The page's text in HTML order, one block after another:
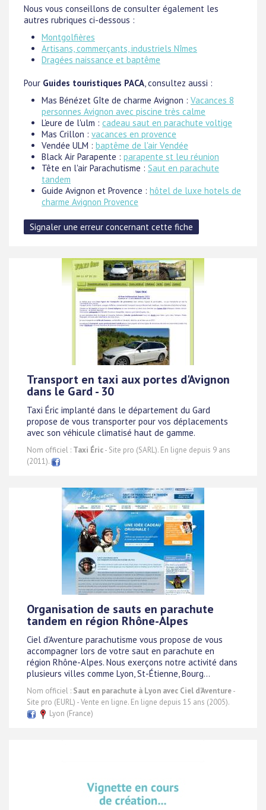
Nous vous conseillons de consulter également les
autres rubriques ci-dessous :
Montgolfières
Artisans, commerçants, industriels Nîmes
Dragées naissance et baptême
Pour Guides touristiques PACA, consultez aussi :
Mas Bénézet Gîte de charme Avignon : Vacances 8
personnes Avignon avec piscine très calme
L'eure de l'ulm : cadeau saut en parachute voltige
Mas Crillon : vacances en provence
Vendée ULM : baptême de l'air Vendée
Black Air Parapente : parapente st leu réunion
Tête en l'air Parachutisme : Saut en parachute
tandem
Guide Avignon et Provence : hôtel de luxe hotels de
charme Avignon Provence
Transport en taxi aux portes d'Avignon
dans le Gard - 30
Taxi Éric implanté dans le département du Gard
propose de vous transporter pour vos déplacements
avec son véhicule climatisé haut de gamme.
Nom officiel : Taxi Éric- Site pro (SARL). En ligne depuis 9 ans
(2011).
Organisation de sauts en parachute
tandem en région Rhône-Alpes
Ciel d'Aventure parachutisme vous propose de vous
accompagner lors de votre saut en parachute en
région Rhône-Alpes. Nous exerçons notre activité dans
plusieurs villes comme Lyon, St-Étienne, Bourg...
Nom officiel : Saut en parachute à Lyon avec Ciel d'Aventure-
Site pro (EURL) - Vente en ligne. En ligne depuis 15 ans (2005).
Lyon (France)